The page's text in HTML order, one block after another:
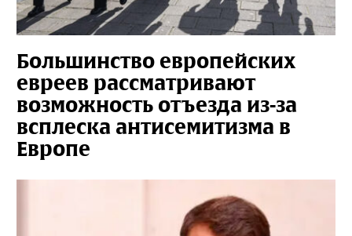
Большинство европейских
евреев рассматривают
возможность отъезда из-за
всплеска антисемитизма в
Европе